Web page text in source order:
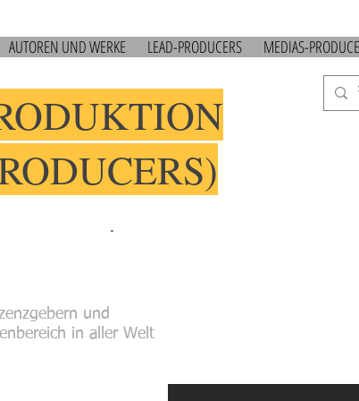
AUTOREN UND WERKE LEAD-PRODUCERS MEDIAS-
.
und
in aller Welt